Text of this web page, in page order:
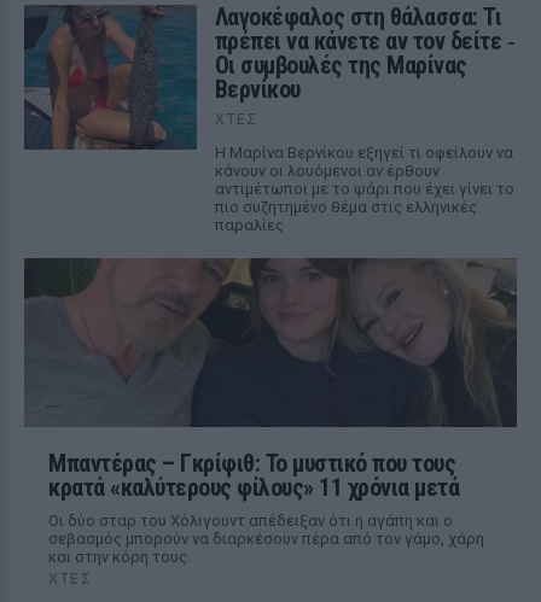
Λαγοκέφαλος στη θάλασσα: Τι
πρέπει να κάνετε αν τον δείτε ‑
Οι συμβουλές της Μαρίνας
Βερνίκου
ΧΤΕΣ
Η Μαρίνα Βερνίκου εξηγεί τι οφείλουν να
κάνουν οι λουόμενοι αν έρθουν
αντιμέτωποι με το ψάρι που έχει γίνει το
πιο συζητημένο θέμα στις ελληνικές
παραλίες
Μπαντέρας – Γκρίφιθ: Το μυστικό που τους
κρατά «καλύτερους φίλους» 11 χρόνια μετά
Οι δύο σταρ του Χόλιγουντ απέδειξαν ότι η αγάπη και ο
σεβασμός μπορούν να διαρκέσουν πέρα από τον γάμο, χάρη
και στην κόρη τους.
ΧΤΕΣ